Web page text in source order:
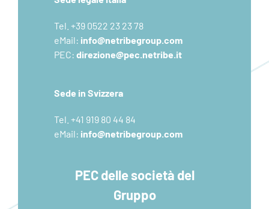
Tel. +39 0522 23 23 78
eMail: info@netribegroup.com
PEC: direzione@pec.netribe.it
Sede in Svizzera
Tel. +41 919 80 44 84
eMail: info@netribegroup.com
PEC delle società del
Gruppo